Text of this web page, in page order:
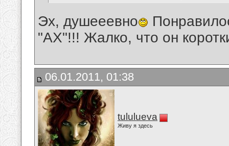
Эх, душееевно
"АХ"!!! Жалко, что он
06.01.2011, 01:38
tululueva
Живу я здесь